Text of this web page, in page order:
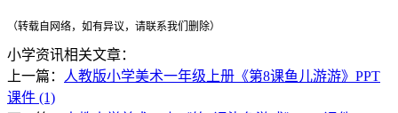
（转载自网络，如有异议，请联系我们删除）
小学资讯相关文章：
上一篇：
人教版小学美术一年级上册《第8课鱼儿游游》PPT
课件 (1)